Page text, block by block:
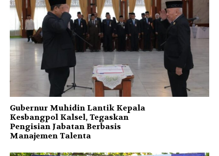
Gubernur Muhidin Lantik Kepala
Kesbangpol Kalsel, Tegaskan
Pengisian Jabatan Berbasis
Manajemen Talenta